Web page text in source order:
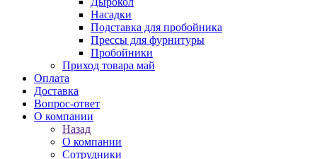
Насадки
Подставка для пробойника
Прессы для фурнитуры
Пробойники
Приход товара май
Оплата
Доставка
Вопрос-ответ
О компании
Назад
О компании
Сотрудники